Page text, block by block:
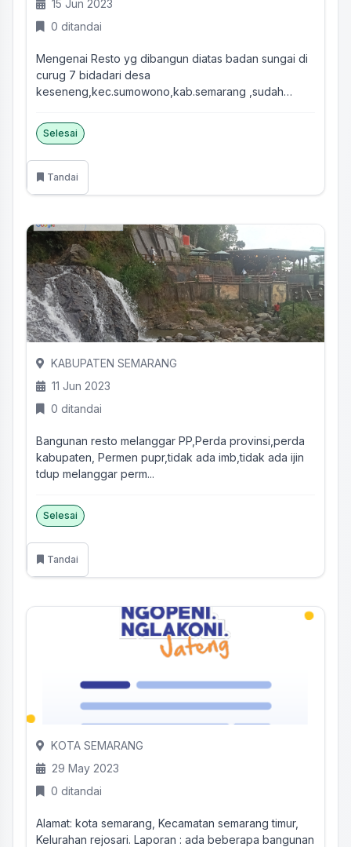
15 Jun 2023
0 ditandai
Mengenai Resto yg dibangun diatas badan sungai di
curug 7 bidadari desa
keseneng,kec.sumowono,kab.semarang ,sudah
Selesai
Tandai
KABUPATEN SEMARANG
11 Jun 2023
0 ditandai
Bangunan resto melanggar PP,Perda provinsi,perda
kabupaten, Permen pupr,tidak ada imb,tidak ada ijin
tdup melanggar perm...
Selesai
Tandai
KOTA SEMARANG
29 May 2023
0 ditandai
Alamat: kota semarang, Kecamatan semarang timur,
Kelurahan rejosari. Laporan : ada beberapa bangunan